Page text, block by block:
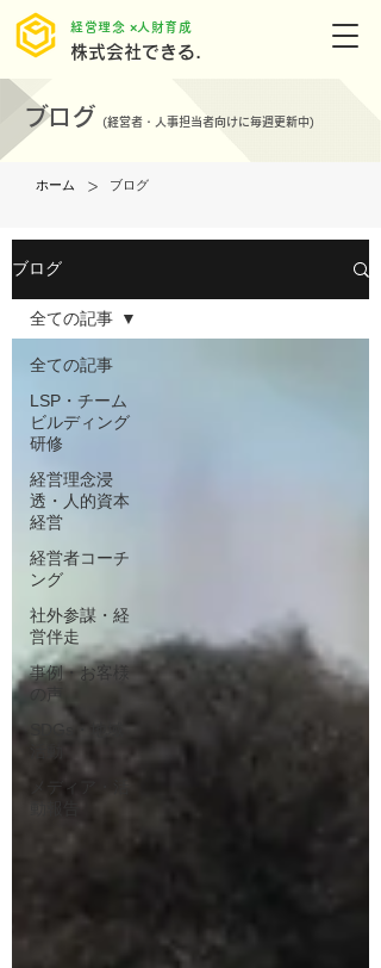
株式会社できる.
​経営理念 ×人財育成
ブログ (経営者・人事担当者向けに毎週更新中)
ホーム > ブログ
ブログ
全ての記事
LSP・チーム
ビルディング
研修
経営理念浸
透・人的資本
経営
経営者コーチ
ング
社外参謀・経
営伴走
事例・お客様
の声
SDGs・地域
メディア・活
全ての記事